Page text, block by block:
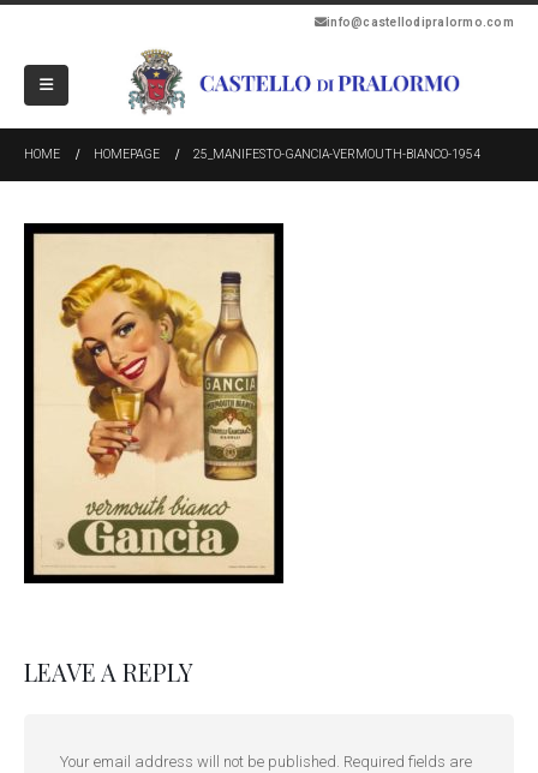
info@castellodipralormo.com
HOME HOMEPAGE 25_MANIFESTO-GANCIA-VERMOUTH-BIANCO-1954
LEAVE A REPLY
Your email address will not be published. Required fields are